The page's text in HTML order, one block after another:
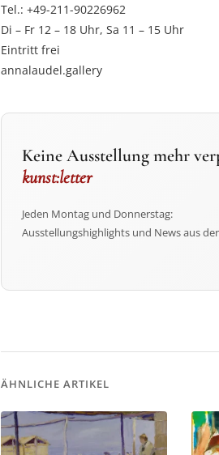
Tel.: +49-211-90226962
Di – Fr 12 – 18 Uhr, Sa 11 – 15 Uhr
Eintritt frei
annalaudel.gallery
Keine Ausstellung mehr
kunst:letter
Jeden Montag und Donnerstag:
Ausstellungshighlights und News aus
ÄHNLICHE ARTIKEL